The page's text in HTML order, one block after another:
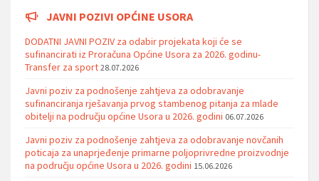
JAVNI POZIVI OPĆINE USORA
DODATNI JAVNI POZIV za odabir projekata koji će se
sufinancirati iz Proračuna Općine Usora za 2026. godinu-
Transfer za sport 28.07.2026
Javni poziv za podnošenje zahtjeva za odobravanje
sufinanciranja rješavanja prvog stambenog pitanja za mlade
obitelji na području općine Usora u 2026. godini 06.07.2026
Javni poziv za podnošenje zahtjeva za odobravanje novčanih
poticaja za unaprjeđenje primarne poljoprivredne proizvodnje
na području općine Usora u 2026. godini 15.06.2026